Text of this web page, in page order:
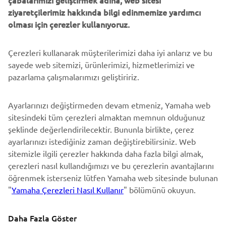
DESTEK
BÜLTEN
En son fırsatları, özel etkinlikleri, yeni çıkan ürünleri ve daha
fazlasını ilk öğrenen siz olun
ABONE OL
Gizlilik Politikamızı okuyarak kişisel verilerinizi nasıl işlediğimizi
öğrenebilirsiniz:
Gizlilik Politikası
ziyaretçilerimiz hakkında bilgi edinmemize yardımcı
olması için çerezler kullanıyoruz.
Çerezleri kullanarak müşterilerimizi daha iyi anlarız ve bu
sayede web sitemizi, ürünlerimizi, hizmetlerimizi ve
pazarlama çalışmalarımızı geliştiririz.
Ayarlarınızı değiştirmeden devam etmeniz, Yamaha web
sitesindeki tüm çerezleri almaktan memnun olduğunuz
şeklinde değerlendirilecektir. Bununla birlikte, çerez
ayarlarınızı istediğiniz zaman değiştirebilirsiniz. Web
sitemizle ilgili çerezler hakkında daha fazla bilgi almak,
çerezleri nasıl kullandığımızı ve bu çerezlerin avantajlarını
öğrenmek isterseniz lütfen Yamaha web sitesinde bulunan
"Yamaha Çerezleri Nasıl Kullanır" bölümünü okuyun.
Daha Fazla Göster